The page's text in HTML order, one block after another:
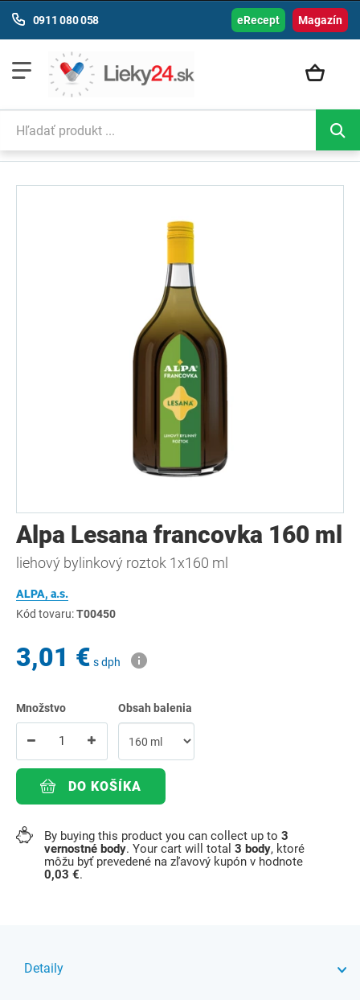
Magazín
0911 080 058 eRecept
Alpa Lesana francovka 160 ml
liehový bylinkový roztok 1x160 ml
ALPA, a.s.
Kód tovaru:T00450
3,01 € s dph
Množstvo Obsah balenia
DO KOŠÍKA
By buying this product you can collect up to 3
vernostné body. Your cart will total 3 body, ktoré
môžu byť prevedené na zľavový kupón v hodnote
0,03 €.
Detaily